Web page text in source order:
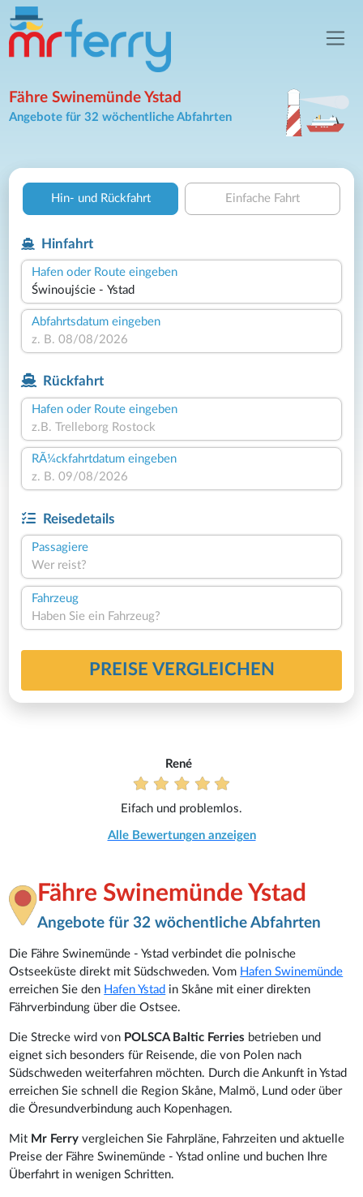
Fähre Swinemünde Ystad
Angebote für 32 wöchentliche Abfahrten
Hin- und Rückfahrt Einfache Fahrt
Hinfahrt
Hafen oder Route eingeben
Abfahrtsdatum eingeben
Rückfahrt
Hafen oder Route eingeben
RÃ¼ckfahrtdatum eingeben
Reisedetails
Passagiere
Wer reist?
Fahrzeug
Haben Sie ein Fahrzeug?
PREISE VERGLEICHEN
René
Eifach und problemlos.
Alle Bewertungen anzeigen
Fähre Swinemünde Ystad
Angebote für 32 wöchentliche Abfahrten
Die Fähre Swinemünde - Ystad verbindet die polnische
Ostseeküste direkt mit Südschweden. Vom Hafen Swinemünde
erreichen Sie den Hafen Ystad in Skåne mit einer direkten
Fährverbindung über die Ostsee.
Die Strecke wird von POLSCA Baltic Ferries betrieben und
eignet sich besonders für Reisende, die von Polen nach
Südschweden weiterfahren möchten. Durch die Ankunft in Ystad
erreichen Sie schnell die Region Skåne, Malmö, Lund oder über
die Öresundverbindung auch Kopenhagen.
Mit Mr Ferry vergleichen Sie Fahrpläne, Fahrzeiten und aktuelle
Preise der Fähre Swinemünde - Ystad online und buchen Ihre
Überfahrt in wenigen Schritten.